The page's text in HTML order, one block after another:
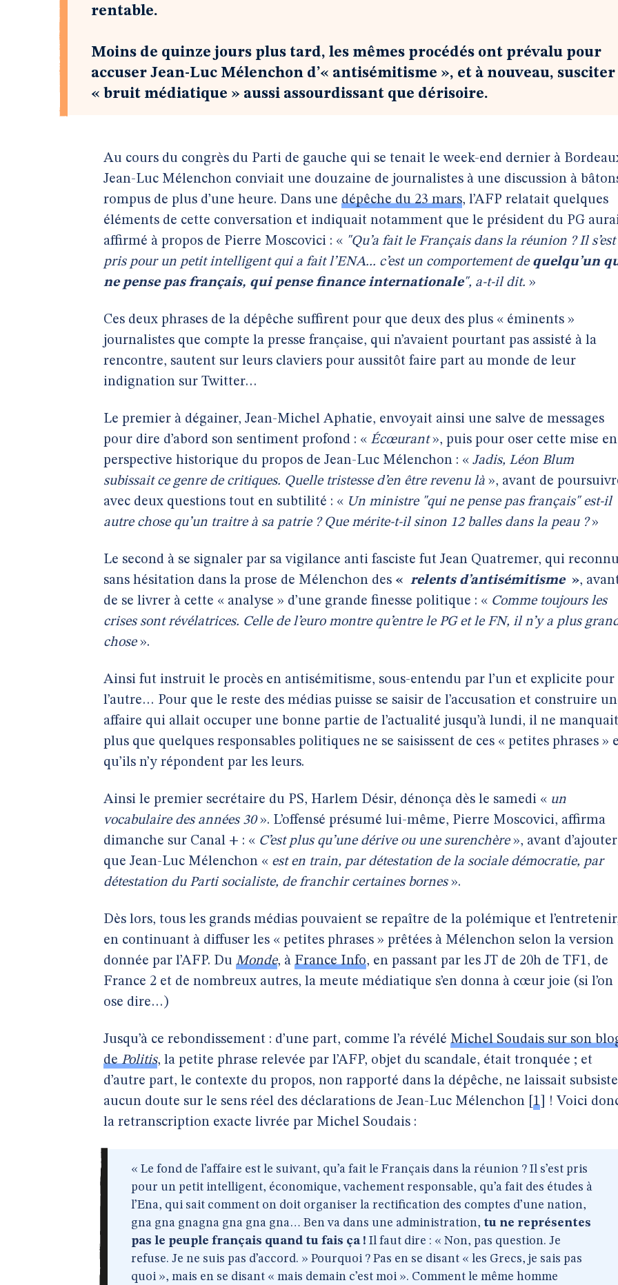
rentable.
Moins de quinze jours plus tard, les mêmes procédés ont prévalu pour
accuser Jean-Luc Mélenchon d’« antisémitisme », et à nouveau,
« bruit médiatique » aussi assourdissant que dérisoire.
Au cours du congrès du Parti de gauche qui se tenait le week-end dernier à
Jean-Luc Mélenchon conviait une douzaine de journalistes à une discussion à
rompus de plus d’une heure. Dans une dépêche du 23 mars, l’AFP relatait quelques
éléments de cette conversation et indiquait notamment que le président du PG
affirmé à propos de Pierre Moscovici : « "Qu’a fait le Français dans la réunion ? Il s’est
pris pour un petit intelligent qui a fait l’ENA... c’est un comportement de quelqu’un
ne pense pas français, qui pense finance internationale", a-t-il dit. »
Ces deux phrases de la dépêche suffirent pour que deux des plus « éminents »
journalistes que compte la presse française, qui n’avaient pourtant pas assisté à la
rencontre, sautent sur leurs claviers pour aussitôt faire part au monde de leur
indignation sur Twitter…
Le premier à dégainer, Jean-Michel Aphatie, envoyait ainsi une salve de messages
pour dire d’abord son sentiment profond : « Écœurant», puis pour oser cette mise en
perspective historique du propos de Jean-Luc Mélenchon : « Jadis, Léon Blum
subissait ce genre de critiques. Quelle tristesse d’en être revenu là », avant de
avec deux questions tout en subtilité : « Un ministre "qui ne pense pas français" est-il
autre chose qu’un traitre à sa patrie ? Que mérite-t-il sinon 12 balles dans la peau ?»
Le second à se signaler par sa vigilance anti fasciste fut Jean Quatremer, qui
sans hésitation dans la prose de Mélenchon des « relents d’antisémitisme »,
de se livrer à cette « analyse » d’une grande finesse politique : « Comme toujours les
crises sont révélatrices. Celle de l’euro montre qu’entre le PG et le FN, il n’y a plus
chose».
Ainsi fut instruit le procès en antisémitisme, sous-entendu par l’un et explicite pour
l’autre… Pour que le reste des médias puisse se saisir de l’accusation et construire
affaire qui allait occuper une bonne partie de l’actualité jusqu’à lundi, il ne manquait
plus que quelques responsables politiques ne se saisissent de ces « petites phrases »
qu’ils n’y répondent par les leurs.
Ainsi le premier secrétaire du PS, Harlem Désir, dénonça dès le samedi « un
vocabulaire des années 30». L’offensé présumé lui-même, Pierre Moscovici, affirma
dimanche sur Canal + : « C’est plus qu’une dérive ou une surenchère», avant d’ajouter
que Jean-Luc Mélenchon « est en train, par détestation de la sociale démocratie, par
détestation du Parti socialiste, de franchir certaines bornes».
Dès lors, tous les grands médias pouvaient se repaître de la polémique et
en continuant à diffuser les « petites phrases » prêtées à Mélenchon selon la version
donnée par l’AFP. Du Monde, à France Info, en passant par les JT de 20h de TF1, de
France 2 et de nombreux autres, la meute médiatique s’en donna à cœur joie (si l’on
ose dire…)
Jusqu’à ce rebondissement : d’une part, comme l’a révélé Michel Soudais sur son
dePolitis, la petite phrase relevée par l’AFP, objet du scandale, était tronquée ; et
d’autre part, le contexte du propos, non rapporté dans la dépêche, ne laissait
aucun doute sur le sens réel des déclarations de Jean-Luc Mélenchon 1
! Voici
la retranscription exacte livrée par Michel Soudais :
« Le fond de l’affaire est le suivant, qu’a fait le Français dans la réunion ? Il s’est pris
pour un petit intelligent, économique, vachement responsable, qu’a fait des études à
l’Ena, qui sait comment on doit organiser la rectification des comptes d’une nation,
gna gna gnagna gna gna gna… Ben va dans une administration, tu ne représentes
pas le peuple français quand tu fais ça ! Il faut dire : « Non, pas question. Je
refuse. Je ne suis pas d’accord. » Pourquoi ? Pas en se disant « les Grecs, je sais pas
quoi », mais en se disant « mais demain c’est moi ». Comment le même homme